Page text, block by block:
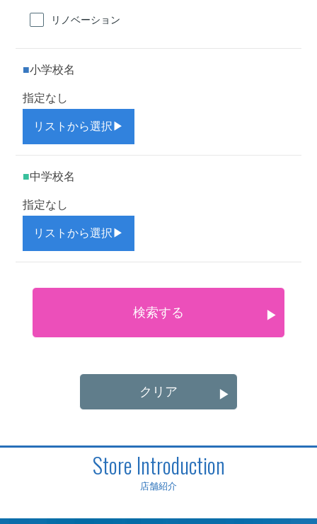
リノベーション
小学校名
指定なし
リストから選択 ▶
中学校名
指定なし
リストから選択 ▶
検索する ▶
クリア ▶
Store Introduction
店舗紹介